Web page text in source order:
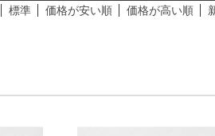
標準 価格が安い順 価格が高い順